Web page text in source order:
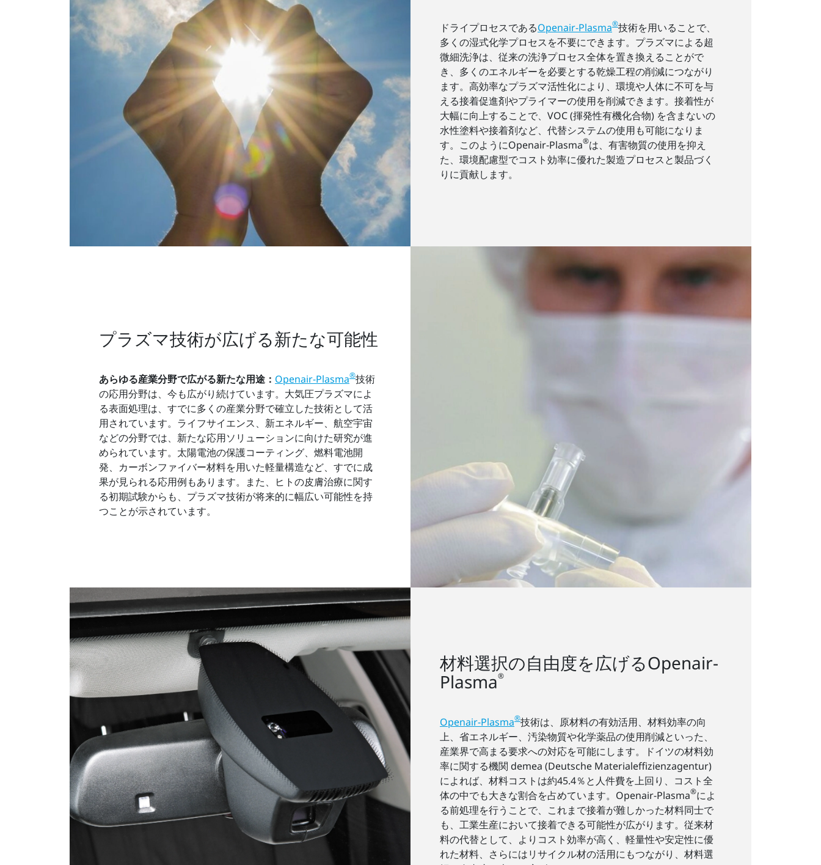
ドライプロセスであるOpenair-Plasma®技術を用いることで、
多くの湿式化学プロセスを不要にできます。プラズマによる超
微細洗浄は、従来の洗浄プロセス全体を置き換えることがで
き、多くのエネルギーを必要とする乾燥工程の削減につながり
ます。高効率なプラズマ活性化により、環境や人体に不可を与
える接着促進剤やプライマーの使用を削減できます。接着性が
大幅に向上することで、VOC (揮発性有機化合物) を含まないの
水性塗料や接着剤など、代替システムの使用も可能になりま
す。このようにOpenair-Plasma®は、有害物質の使用を抑え
た、環境配慮型でコスト効率に優れた製造プロセスと製品づく
りに貢献します。
プラズマ技術が広げる新たな可能性
あらゆる産業分野で広がる新たな用途： Openair-Plasma®技術
の応用分野は、今も広がり続けています。大気圧プラズマによ
る表面処理は、すでに多くの産業分野で確立した技術として活
用されています。ライフサイエンス、新エネルギー、航空宇宙
などの分野では、新たな応用ソリューションに向けた研究が進
められています。太陽電池の保護コーティング、燃料電池開
発、カーボンファイバー材料を用いた軽量構造など、すでに成
果が見られる応用例もあります。また、ヒトの皮膚治療に関す
る初期試験からも、プラズマ技術が将来的に幅広い可能性を持
つことが示されています。
材料選択の自由度を広げるOpenair-
Plasma®
Openair-Plasma®技術は、原材料の有効活用、材料効率の向
上、省エネルギー、汚染物質や化学薬品の使用削減といった、
産業界で高まる要求への対応を可能にします。ドイツの材料効
率に関する機関 demea (Deutsche Materialeffizienzagentur)
によれば、材料コストは約45.4％と人件費を上回り、コスト全
体の中でも大きな割合を占めています。Openair-Plasma®によ
る前処理を行うことで、これまで接着が難しかった材料同士で
も、工業生産において接着できる可能性が広がります。従来材
料の代替として、よりコスト効率が高く、軽量性や安定性に優
れた材料、さらにはリサイクル材の活用にもつながり、材料選